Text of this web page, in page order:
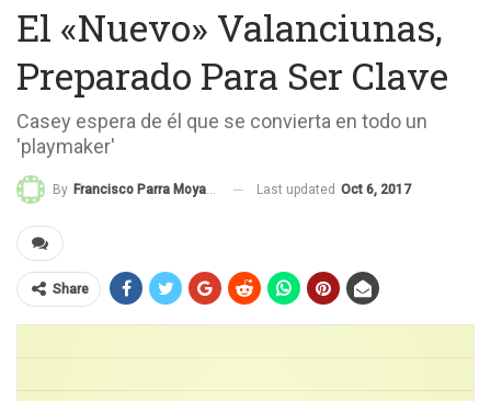
El «nuevo» Valanciunas,
Preparado Para Ser Clave
Casey espera de él que se convierta en todo un
'playmaker'
By Francisco Parra Moyano Last updated Oct 6, 2017
Share